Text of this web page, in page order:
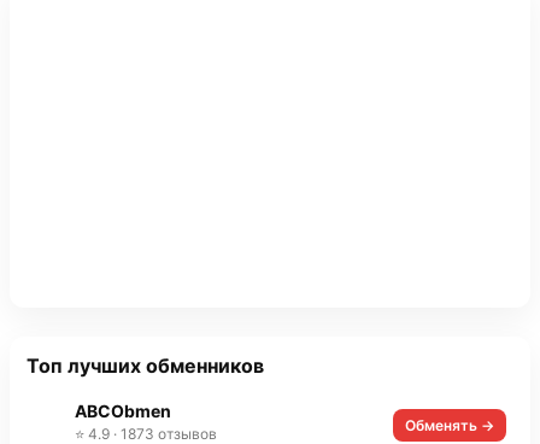
Топ лучших обменников
ABCObmen
⭐ 4.9 · 1873 отзывов Обменять →